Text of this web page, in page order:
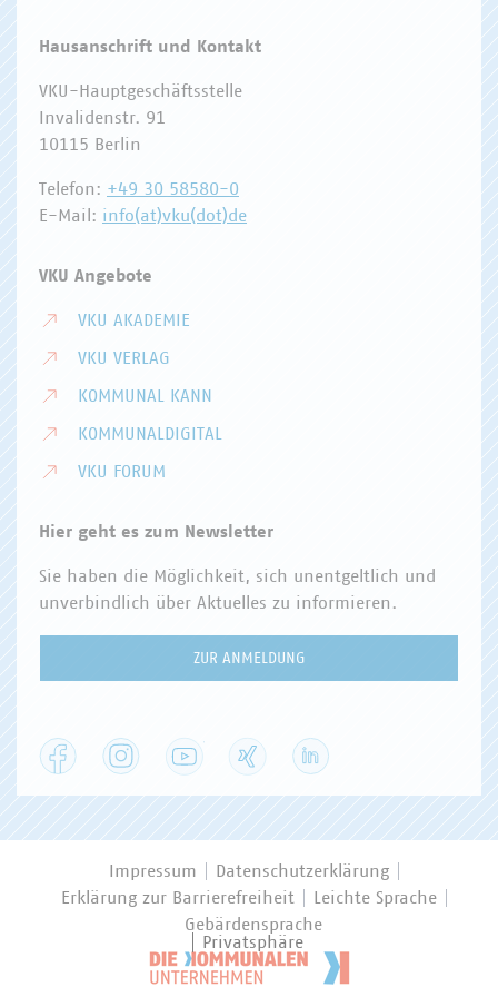
Hausanschrift und Kontakt
VKU-Hauptgeschäftsstelle
Invalidenstr. 91
10115 Berlin
Telefon: +49 30 58580-0
E-Mail: info(at)vku(dot)de
VKU Angebote
VKU AKADEMIE
VKU VERLAG
KOMMUNAL KANN
KOMMUNALDIGITAL
VKU FORUM
Hier geht es zum Newsletter
Sie haben die Möglichkeit, sich unentgeltlich und
unverbindlich über Aktuelles zu informieren.
ZUR ANMELDUNG
Facebook Instagram YouTube
Impressum
Datenschutzerklärung
Erklärung zur Barrierefreiheit
Leichte Sprache
Gebärdensprache
Privatsphäre